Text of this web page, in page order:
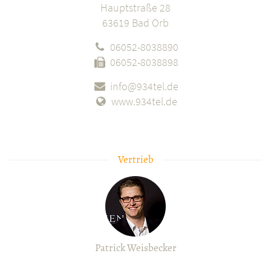
Hauptstraße 28
63619 Bad Orb
06052-8038890
06052-8038898
info@934tel.de
www.934tel.de
Vertrieb
Patrick Weisbecker